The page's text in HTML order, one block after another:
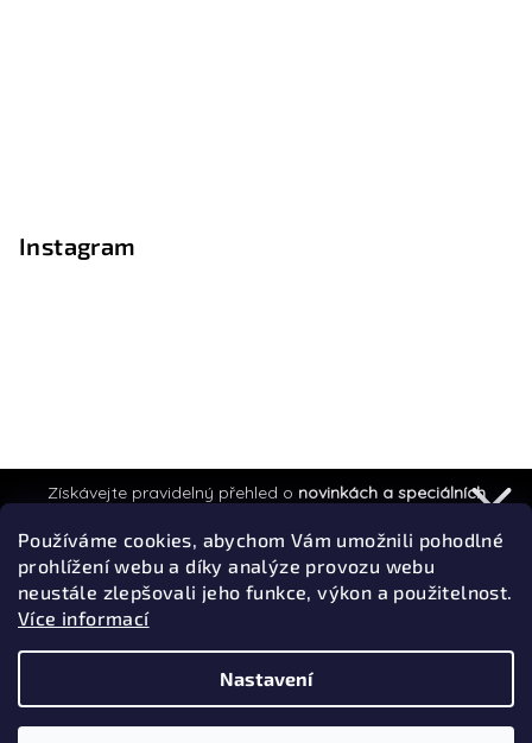
Používáme cookies, abychom Vám umožnili pohodlné
prohlížení webu a díky analýze provozu webu
neustále zlepšovali jeho funkce, výkon a použitelnost.
Více informací
Nastavení
Instagram
Sledovat na Instagramu
Získávejte pravidelný přehled o novinkách a speciálních